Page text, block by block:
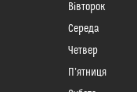
Вівторок
Середа
Четвер
Пʼятниця